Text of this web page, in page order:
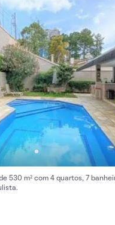
530 m² com 4 quartos, 7